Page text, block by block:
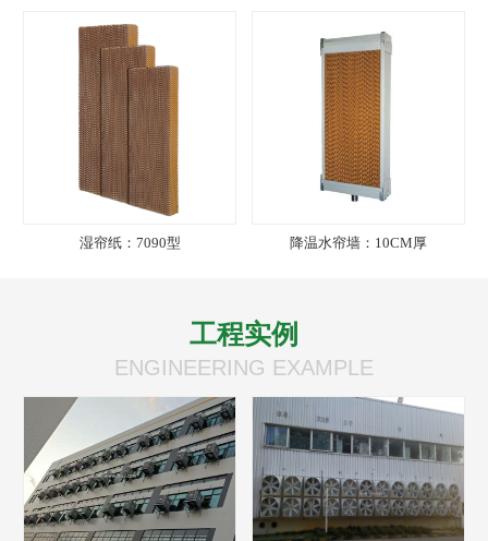
湿帘纸：7090型 降温水帘墙：10CM厚
工程实例
ENGINEERING EXAMPLE